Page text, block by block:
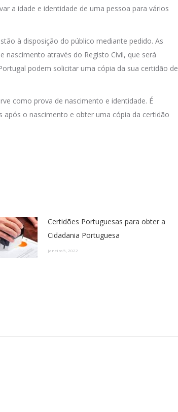
a idade e identidade de uma pessoa para vários
à disposição do público mediante pedido. As
através do Registo Civil, que será
podem solicitar uma cópia da sua certidão de
como prova de nascimento e identidade. É
o nascimento e obter uma cópia da certidão
Certidões Portuguesas para obter a
Cidadania Portuguesa
Janeiro 5, 2022